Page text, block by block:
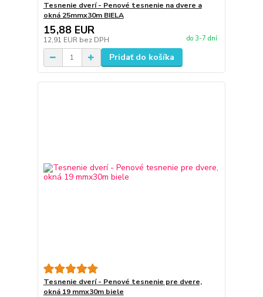
Tesnenie dverí - Penové tesnenie na dvere a
okná 25mmx30m BIELA
15,88 EUR
12,91 EUR bez DPH do 3-7 dní
Pridať do košíka
Tesnenie dverí - Penové tesnenie pre dvere,
okná 19 mmx30m biele